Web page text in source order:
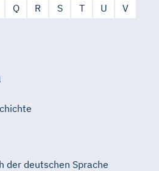
Q R S T U
V
der deutschen Sprache